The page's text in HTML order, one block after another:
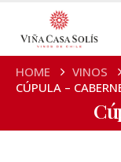
HOME VINOS
CÚPULA –